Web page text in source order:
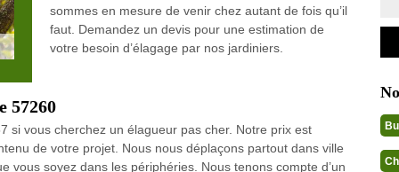
sommes en mesure de venir chez autant de fois qu’il
faut. Demandez un devis pour une estimation de
votre besoin d’élagage par nos jardiniers.
57260
si vous cherchez un élagueur pas cher. Notre prix est
de votre projet. Nous nous déplaçons partout dans ville
vous soyez dans les périphéries. Nous tenons compte d’un